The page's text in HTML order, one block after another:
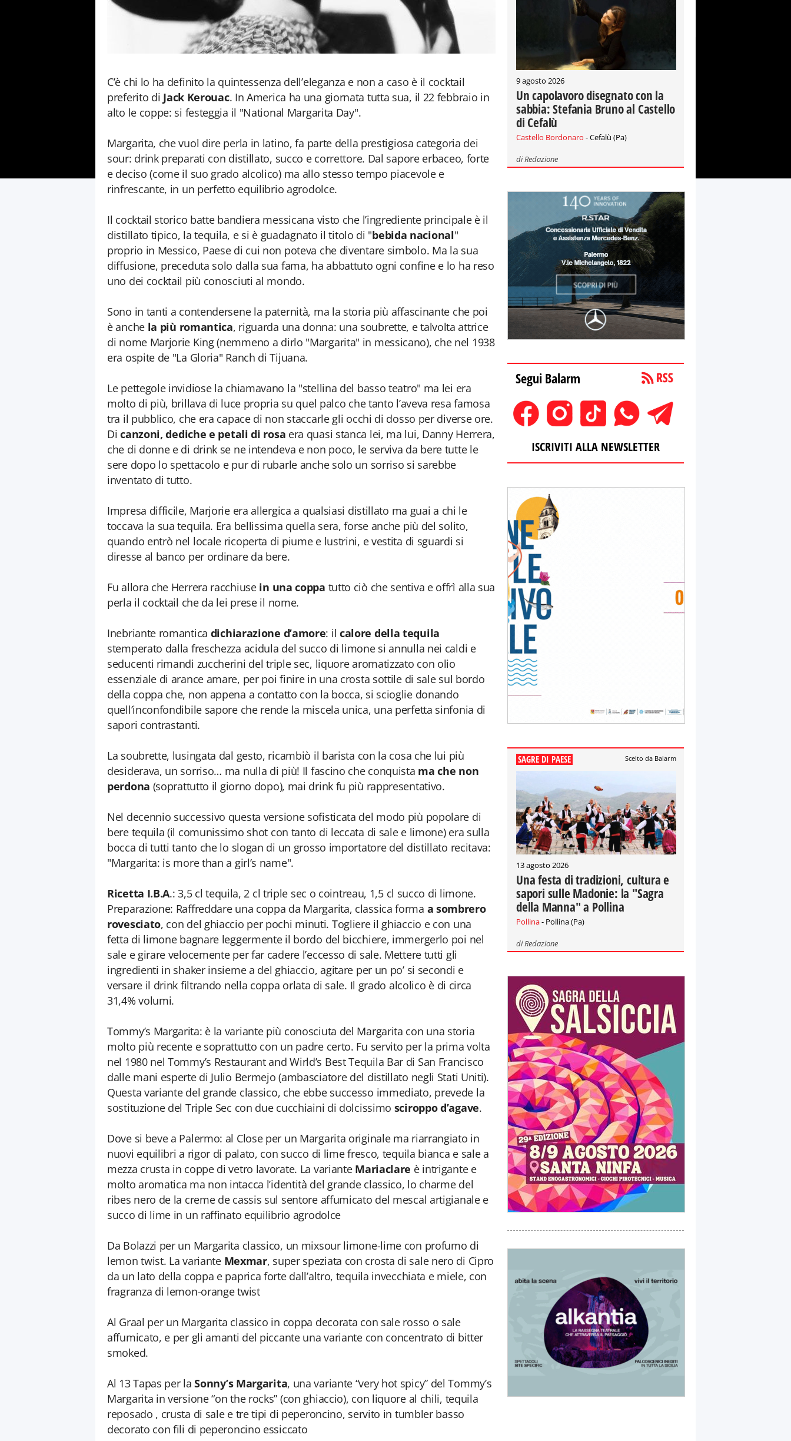
C’è chi lo ha definito la quintessenza dell’eleganza e non a caso è il cocktail
preferito di Jack Kerouac. In America ha una giornata tutta sua, il 22 febbraio in
alto le coppe: si festeggia il "National Margarita Day".
Margarita, che vuol dire perla in latino, fa parte della prestigiosa categoria dei
sour: drink preparati con distillato, succo e correttore. Dal sapore erbaceo, forte
e deciso (come il suo grado alcolico) ma allo stesso tempo piacevole e
rinfrescante, in un perfetto equilibrio agrodolce.
Il cocktail storico batte bandiera messicana visto che l’ingrediente principale è il
distillato tipico, la tequila, e si è guadagnato il titolo di "bebida nacional"
proprio in Messico, Paese di cui non poteva che diventare simbolo. Ma la sua
diffusione, preceduta solo dalla sua fama, ha abbattuto ogni confine e lo ha reso
uno dei cocktail più conosciuti al mondo.
Sono in tanti a contendersene la paternità, ma la storia più affascinante che poi
è anche la più romantica, riguarda una donna: una soubrette, e talvolta attrice
di nome Marjorie King (nemmeno a dirlo "Margarita" in messicano), che nel 1938
era ospite de "La Gloria" Ranch di Tijuana.
Le pettegole invidiose la chiamavano la "stellina del basso teatro" ma lei era
molto di più, brillava di luce propria su quel palco che tanto l’aveva resa famosa
tra il pubblico, che era capace di non staccarle gli occhi di dosso per diverse ore.
Dicanzoni, dediche e petali di rosa era quasi stanca lei, ma lui, Danny Herrera,
che di donne e di drink se ne intendeva e non poco, le serviva da bere tutte le
sere dopo lo spettacolo e pur di rubarle anche solo un sorriso si sarebbe
inventato di tutto.
Impresa difficile, Marjorie era allergica a qualsiasi distillato ma guai a chi le
toccava la sua tequila. Era bellissima quella sera, forse anche più del solito,
quando entrò nel locale ricoperta di piume e lustrini, e vestita di sguardi si
diresse al banco per ordinare da bere.
Fu allora che Herrera racchiuse in una coppa tutto ciò che sentiva e offrì alla sua
perla il cocktail che da lei prese il nome.
Inebriante romantica dichiarazione d’amore: il calore della tequila
stemperato dalla freschezza acidula del succo di limone si annulla nei caldi e
seducenti rimandi zuccherini del triple sec, liquore aromatizzato con olio
essenziale di arance amare, per poi finire in una crosta sottile di sale sul bordo
della coppa che, non appena a contatto con la bocca, si scioglie donando
quell’inconfondibile sapore che rende la miscela unica, una perfetta sinfonia di
sapori contrastanti.
La soubrette, lusingata dal gesto, ricambiò il barista con la cosa che lui più
desiderava, un sorriso… ma nulla di più! Il fascino che conquista ma che non
perdona (soprattutto il giorno dopo), mai drink fu più rappresentativo.
Nel decennio successivo questa versione sofisticata del modo più popolare di
bere tequila (il comunissimo shot con tanto di leccata di sale e limone) era sulla
bocca di tutti tanto che lo slogan di un grosso importatore del distillato recitava:
"Margarita: is more than a girl’s name".
Ricetta I.B.A.: 3,5 cl tequila, 2 cl triple sec o cointreau, 1,5 cl succo di limone.
Preparazione: Raffreddare una coppa da Margarita, classica forma a sombrero
rovesciato, con del ghiaccio per pochi minuti. Togliere il ghiaccio e con una
fetta di limone bagnare leggermente il bordo del bicchiere, immergerlo poi nel
sale e girare velocemente per far cadere l’eccesso di sale. Mettere tutti gli
ingredienti in shaker insieme a del ghiaccio, agitare per un po’ si secondi e
versare il drink filtrando nella coppa orlata di sale. Il grado alcolico è di circa
31,4% volumi.
Tommy’s Margarita: è la variante più conosciuta del Margarita con una storia
molto più recente e soprattutto con un padre certo. Fu servito per la prima volta
nel 1980 nel Tommy’s Restaurant and Wirld’s Best Tequila Bar di San Francisco
dalle mani esperte di Julio Bermejo (ambasciatore del distillato negli Stati Uniti).
Questa variante del grande classico, che ebbe successo immediato, prevede la
sostituzione del Triple Sec con due cucchiaini di dolcissimo sciroppo d’agave.
Dove si beve a Palermo: al Close per un Margarita originale ma riarrangiato in
nuovi equilibri a rigor di palato, con succo di lime fresco, tequila bianca e sale a
mezza crusta in coppe di vetro lavorate. La variante Mariaclare è intrigante e
molto aromatica ma non intacca l’identità del grande classico, lo charme del
ribes nero de la creme de cassis sul sentore affumicato del mescal artigianale e
succo di lime in un raffinato equilibrio agrodolce
Da Bolazzi per un Margarita classico, un mixsour limone-lime con profumo di
lemon twist. La variante Mexmar, super speziata con crosta di sale nero di Cipro
da un lato della coppa e paprica forte dall’altro, tequila invecchiata e miele, con
fragranza di lemon-orange twist
Al Graal per un Margarita classico in coppa decorata con sale rosso o sale
affumicato, e per gli amanti del piccante una variante con concentrato di bitter
smoked.
Al 13 Tapas per laSonny’s Margarita, una variante “very hot spicy” del Tommy’s
Margarita in versione “on the rocks” (con ghiaccio), con liquore al chili, tequila
reposado , crusta di sale e tre tipi di peperoncino, servito in tumbler basso
decorato con fili di peperoncino essiccato
9 agosto 2026
Un capolavoro disegnato con la
sabbia: Stefania Bruno al Castello
di Cefalù
Castello Bordonaro - Cefalù (Pa)
diRedazione
Segui Balarm
ISCRIVITI ALLA NEWSLETTER
SAGRE DI PAESE Scelto da Balarm
13 agosto 2026
Una festa di tradizioni, cultura e
sapori sulle Madonie: la "Sagra
della Manna" a Pollina
Pollina- Pollina (Pa)
diRedazione